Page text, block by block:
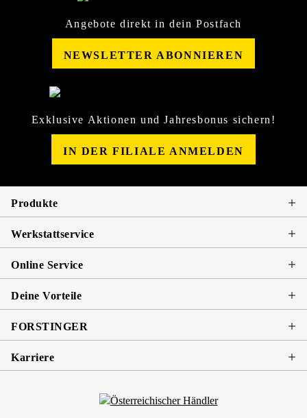
Angebote direkt in dein Postfach
NEWSLETTER ABONNIEREN
Exklusive Aktionen und Jahresbonus sichern!
IN DER FILIALE ANMELDEN
Produkte
Werkstattservice
Online Service
Deine Vorteile
FORSTINGER
Karriere